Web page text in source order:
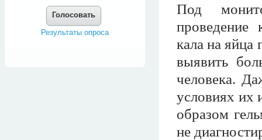
Под
проведение
кала на яйца
выявить
человека.
условиях их
образом
не
Голосовать
Результаты опроса